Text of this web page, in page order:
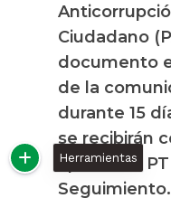
Ciudadano
documento
de la
durante 15
se recibirán
aportes al
Seguimiento.
Herramientas